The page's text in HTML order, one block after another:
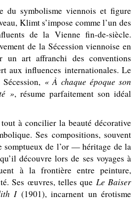
du symbolisme viennois et figure
Klimt s’impose comme l’un des
de la Vienne fin-de-siècle.
de la Sécession viennoise en
art affranchi des conventions
aux influences internationales. Le
« À chaque époque son
», résume parfaitement son idéal
à concilier la beauté décorative
Ses compositions, souvent
somptueux de l’or — héritage de la
découvre lors de ses voyages à
à la frontière entre peinture,
Ses œuvres, telles que Le Baiser
I(1901), incarnent un érotisme